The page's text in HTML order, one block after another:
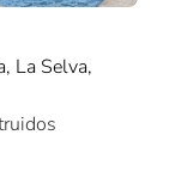
La Selva,